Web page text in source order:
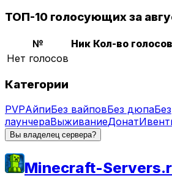
ТОП-10 голосующих за
№ Ник Кол-во голосов
Нет голосов
Категории
PVPАйпиБез вайповБез дюпаБез
лаунчераВыживаниеДонат
Вы владелец сервера?
Minecraft-